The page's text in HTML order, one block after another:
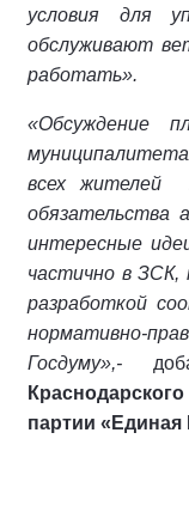
условия для
обслуживают
работать».
«Обсуждение
всех жителей
обязательства
интересные
частично в
разработкой
нормативно-
Госдуму»,-
партии «Единая